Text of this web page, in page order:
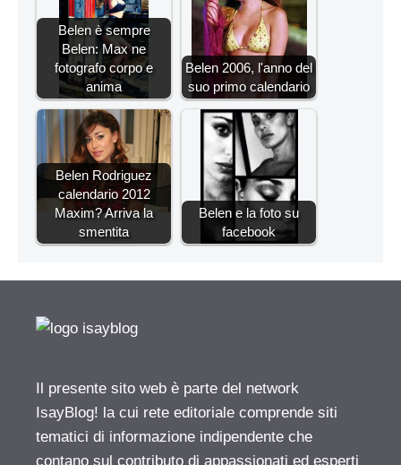
Belen è sempre
Belen: Max ne
fotografo corpo e
anima
Belen 2006, l'anno del
suo primo calendario
Belen Rodriguez
calendario 2012
Maxim? Arriva la
smentita
Belen e la foto su
facebook
Il presente sito web è parte del network
IsayBlog! la cui rete editoriale comprende siti
tematici di informazione indipendente che
contano sul contributo di appassionati ed esperti